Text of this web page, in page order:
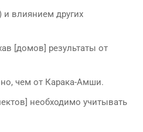
и влиянием других
[домов] результаты от
чем от Карака-Амши.
необходимо учитывать